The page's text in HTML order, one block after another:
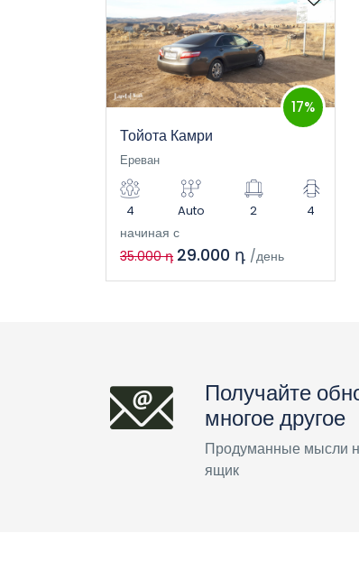
Тойота Камри
17%
Ереван
4 Auto 2 4
начиная с
35.000 դ 29.000 դ /день
Получайте
многое другое
Продуманные мысли
ящик